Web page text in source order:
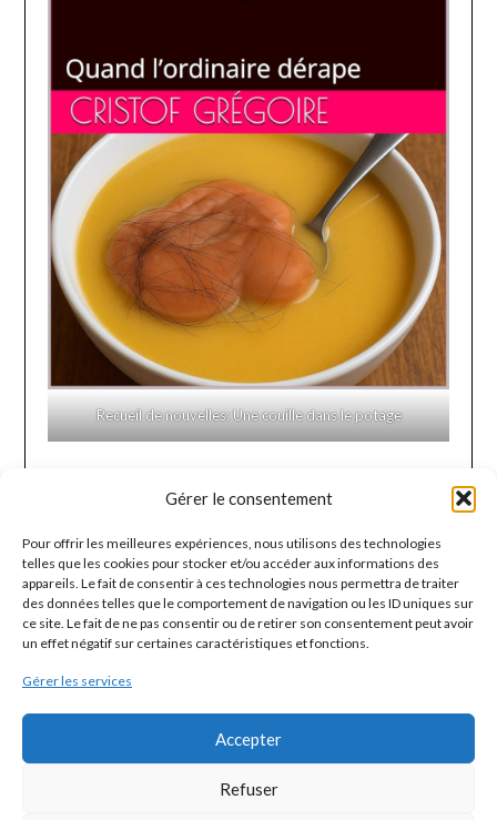
Gérer le consentement
Pour offrir les meilleures expériences, nous utilisons des technologies
telles que les cookies pour stocker et/ou accéder aux informations des
appareils. Le fait de consentir à ces technologies nous permettra de traiter
des données telles que le comportement de navigation ou les ID uniques sur
ce site. Le fait de ne pas consentir ou de retirer son consentement peut avoir
un effet négatif sur certaines caractéristiques et fonctions.
Gérer les services
Accepter
Refuser
Recueil de nouvelles: Une couille dans le potage
Page blanche
Ma Poubelle Histoire
Quatre murs font la paire
Rédemption